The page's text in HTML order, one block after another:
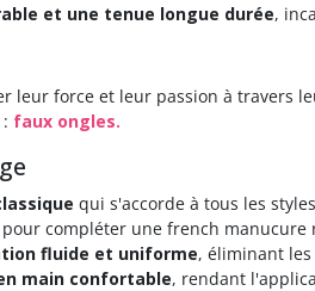
et une tenue longue durée,
leur force et leur passion à travers
faux ongles.
qui s'accorde à tous les
compléter une french manucure
fluide et uniforme, éliminant
main confortable, rendant